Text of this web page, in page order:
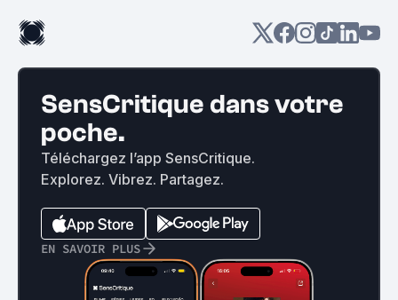
SensCritique dans votre
poche.
Téléchargez l’app SensCritique.
Explorez. Vibrez. Partagez.
EN SAVOIR PLUS